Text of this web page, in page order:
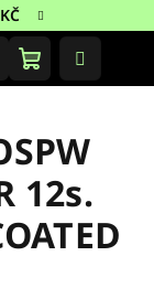
Nákupní
12s.